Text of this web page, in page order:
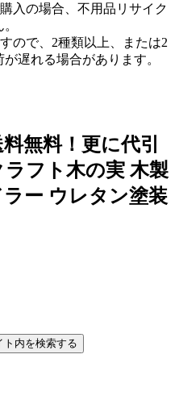
入の場合、不用品リサイク
ので、2種類以上、または2
遅れる場合があります。
無料！更に代引
フト木の実 木製
ー ウレタン塗装
ト内を検索する